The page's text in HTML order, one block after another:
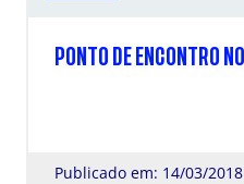
PONTO DE ENCONTRO
Publicado em: 14/03/2018